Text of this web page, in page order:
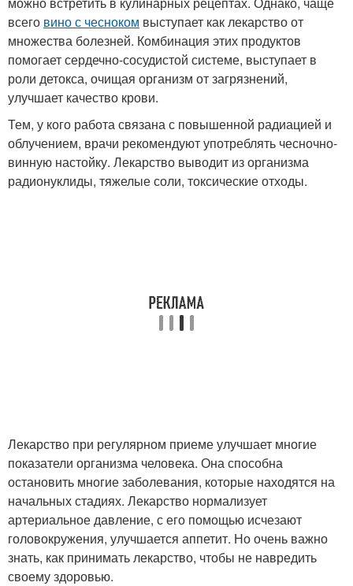
всего вино с чесноком выступает как лекарство от
множества болезней. Комбинация этих продуктов
помогает сердечно-сосудистой системе, выступает в
роли детокса, очищая организм от загрязнений,
улучшает качество крови.
Тем, у кого работа связана с повышенной радиацией и
облучением, врачи рекомендуют употреблять чесночно-
винную настойку. Лекарство выводит из организма
радионуклиды, тяжелые соли, токсические отходы.
Лекарство при регулярном приеме улучшает многие
показатели организма человека. Она способна
остановить многие заболевания, которые находятся на
начальных стадиях. Лекарство нормализует
артериальное давление, с его помощью исчезают
головокружения, улучшается аппетит. Но очень важно
знать, как принимать лекарство, чтобы не навредить
своему здоровью.